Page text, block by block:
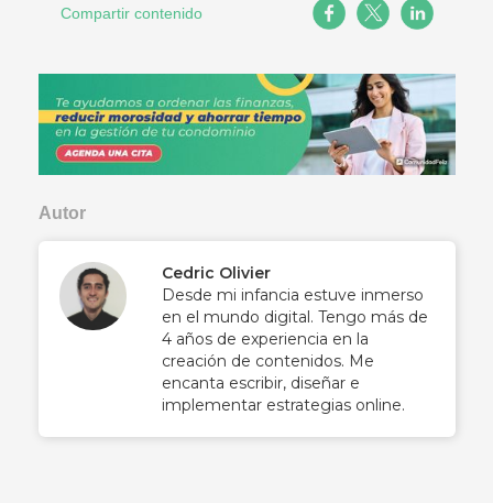
Compartir contenido
Autor
Cedric Olivier
Desde mi infancia estuve inmerso
en el mundo digital. Tengo más de
4 años de experiencia en la
creación de contenidos. Me
encanta escribir, diseñar e
implementar estrategias online.